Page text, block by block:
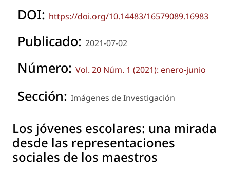
DOI: https://doi.org/10.14483/16579089.16983
Publicado: 2021-07-02
Número: Vol. 20 Núm. 1 (2021): enero-junio
Sección: Imágenes de Investigación
Los jóvenes escolares: una mirada
desde las representaciones
sociales de los maestros